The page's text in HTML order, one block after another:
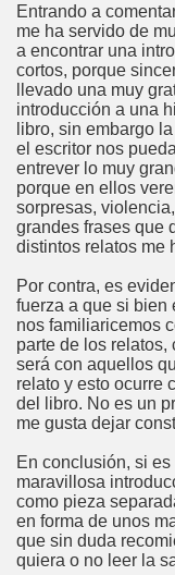
Entrando a
me ha servido de
a encontrar una
cortos, porque
llevado una muy
introducción a una
libro, sin embargo
el escritor nos
entrever lo muy
porque en ellos
sorpresas,
grandes frases que
distintos relatos me
Por contra, es
fuerza a que si bien
nos familiaricemos
parte de los
será con aquellos
relato y esto ocurre
del libro. No es un
me gusta dejar
En conclusión, si
maravillosa
como pieza
en forma de unos
que sin duda
quiera o no leer la